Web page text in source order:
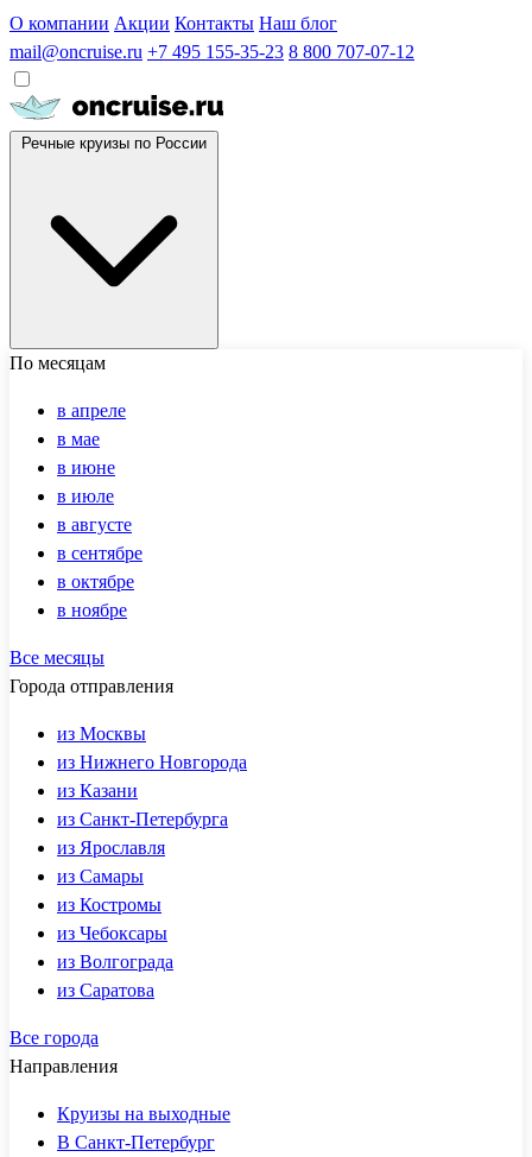
О компании Акции Контакты Наш блог
mail@oncruise.ru +7 495 155-35-23 8 800 707-07-12
По месяцам
в апреле
в мае
в июне
в июле
в августе
в сентябре
в октябре
в ноябре
Все месяцы
Города отправления
из Москвы
из Нижнего Новгорода
из Казани
из Санкт-Петербурга
из Ярославля
из Самары
из Костромы
из Чебоксары
из Волгограда
из Саратова
Все города
Направления
Круизы на выходные
В Санкт-Петербург